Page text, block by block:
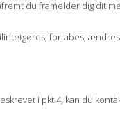
du framelder dig dit
fortabes,
i pkt.4, kan du